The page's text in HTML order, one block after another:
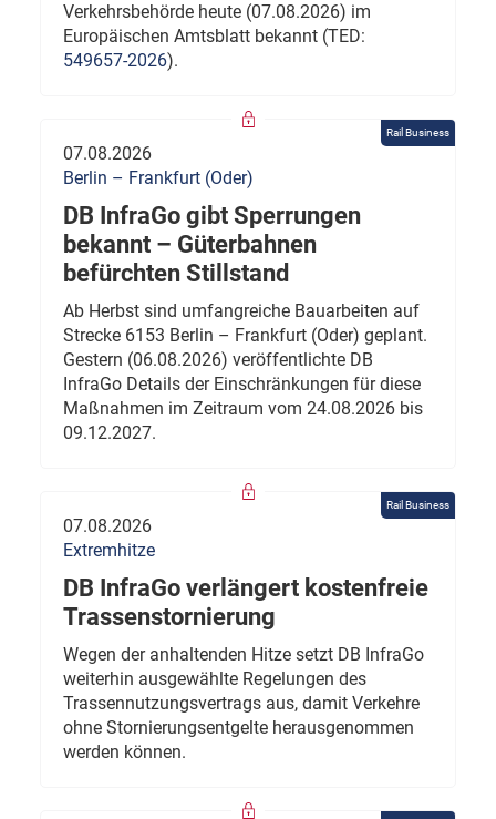
Verkehrsbehörde heute (07.08.2026) im
Europäischen Amtsblatt bekannt (TED:
549657-2026).
Rail Business
07.08.2026
Berlin – Frankfurt (Oder)
DB InfraGo gibt Sperrungen
bekannt – Güterbahnen
befürchten Stillstand
Ab Herbst sind umfangreiche Bauarbeiten auf
Strecke 6153 Berlin – Frankfurt (Oder) geplant.
Gestern (06.08.2026) veröffentlichte DB
InfraGo Details der Einschränkungen für diese
Maßnahmen im Zeitraum vom 24.08.2026 bis
09.12.2027.
Rail Business
07.08.2026
Extremhitze
DB InfraGo verlängert kostenfreie
Trassenstornierung
Wegen der anhaltenden Hitze setzt DB InfraGo
weiterhin ausgewählte Regelungen des
Trassennutzungsvertrags aus, damit Verkehre
ohne Stornierungsentgelte herausgenommen
werden können.